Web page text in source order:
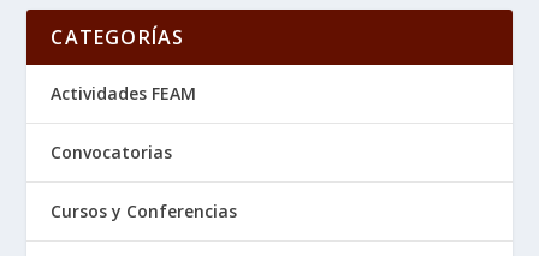
CATEGORÍAS
Actividades FEAM
Convocatorias
Cursos y Conferencias